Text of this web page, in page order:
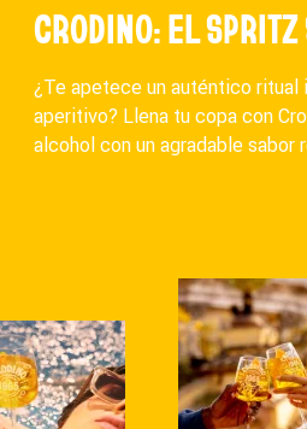
CRODINO: EL
¿Te apetece un auténtico ritual
aperitivo? Llena tu copa con
alcohol con un agradable sabor